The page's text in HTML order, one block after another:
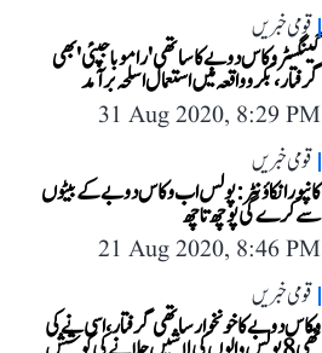
قومی خبریں
گینگسٹر وکاس دوبے کا ساتھی 'رامو باجپئی' بھی
گرفتار، بکرو واقعہ میں استعمال اسلحہ برآمد
31 Aug 2020, 8:29 PM
قومی خبریں
کانپور انکاؤنٹر: پولس اب وکاس دوبے کے بیٹوں
سے کرے گی پوچھ تاچھ
21 Aug 2020, 8:46 PM
قومی خبریں
وکاس دوبے کا خونخوار ساتھی گرفتار، اسی نے کی